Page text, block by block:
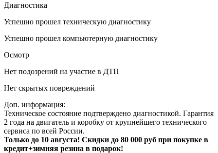
Диагностика
Успешно прошел техническую диагностику
Успешно прошел компьютерную диагностику
Осмотр
Нет подозрений на участие в ДТП
Нет скрытых повреждений
Доп. информация:
Техническое состояние подтверждено диагностикой. Гарантия
2 года на двигатель и коробку от крупнейшего технического
сервиса по всей России.
Только до 10 августа! Скидки до 80 000 руб при покупке в
кредит+зимняя резина в подарок!